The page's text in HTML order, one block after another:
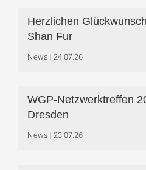
Herzlichen
Shan Fur
News 24.07.26
WGP-Netzwerktreffen
Dresden
News 23.07.26